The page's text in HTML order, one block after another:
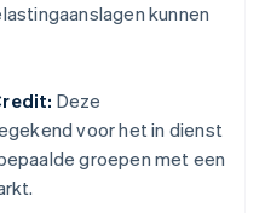
kunnen
Deze
voor het in dienst
groepen met een